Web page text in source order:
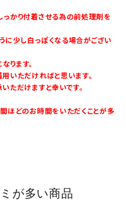
っかり付着させる為の前処理剤を
に少し白っぽくなる場合がござい
ります。
いただければと思います。
ただけますと幸いです。
ほどのお時間をいただくことが多
が多い商品